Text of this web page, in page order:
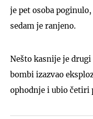
je pet osoba
sedam je ranjeno.
Nešto kasnije je
bombi izazvao
ophodnje i ubio četiri